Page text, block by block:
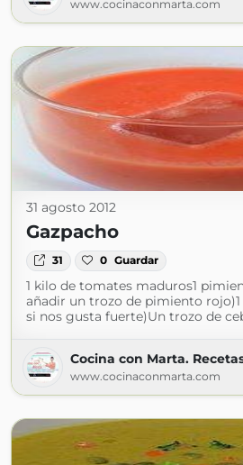
www.cocinaconmarta.com
31 agosto 2012
Gazpacho
31 0 Guardar
1 kilo de tomates maduros1
añadir un trozo de pimiento
si nos gusta fuerte)Un trozo de
Cocina con Marta.
www.cocinaconmarta.com